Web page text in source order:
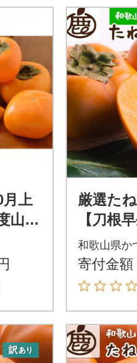
月上
山町
用/
厳選た
【刀根
(ひらた
【カキ
和歌山県か
寄付金額